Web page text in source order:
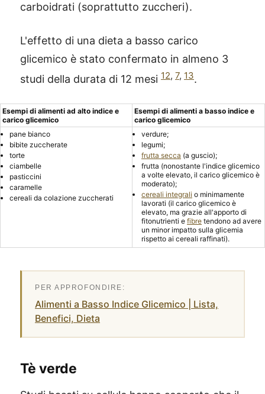
carboidrati (soprattutto zuccheri).
L'effetto di una dieta a basso carico
glicemico è stato confermato in almeno 3
studi della durata di 12 mesi 12, 7, 13.
Esempi di alimenti ad alto indice e
carico glicemico
Esempi di alimenti a basso indice e
carico glicemico
pane bianco
bibite zuccherate
torte
ciambelle
pasticcini
caramelle
cereali da colazione zuccherati
verdure;
legumi;
frutta secca (a guscio);
frutta (nonostante l'indice glicemico
a volte elevato, il carico glicemico è
moderato);
cereali integrali o minimamente
lavorati (il carico glicemico è
elevato, ma grazie all'apporto di
fitonutrienti e fibre tendono ad avere
un minor impatto sulla glicemia
rispetto ai cereali raffinati).
Alimenti a Basso Indice Glicemico | Lista,
Benefici, Dieta
Tè verde